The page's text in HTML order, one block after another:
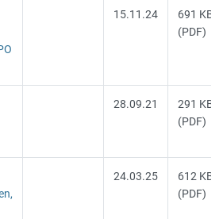
15.11.24
691 KB
(PDF)
28.09.21
291 KB
(PDF)
24.03.25
612 KB
(PDF)